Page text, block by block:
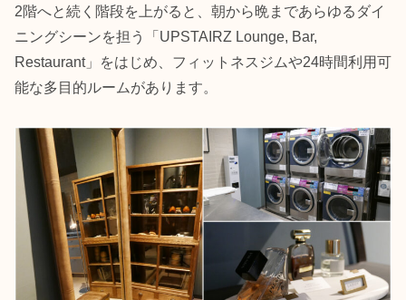
2階へと続く階段を上がると、朝から晩まであらゆるダイ
ニングシーンを担う「UPSTAIRZ Lounge, Bar,
Restaurant」をはじめ、フィットネスジムや24時間利用可
能な多目的ルームがあります。